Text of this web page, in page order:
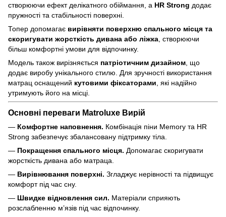
створюючи ефект делікатного обіймання, а HR Strong додає
пружності та стабільності поверхні.
Топер допомагає вирівняти поверхню спального місця та
скоригувати жорсткість дивана або ліжка , створюючи
більш комфортні умови для відпочинку.
Модель також вирізняється патріотичним дизайном , що
додає виробу унікального стилю. Для зручності використання
матрац оснащений кутовими фіксаторами , які надійно
утримують його на місці.
Основні переваги Matroluxe Вирій
— Комфортне наповнення. Комбінація піни Memory та HR
Strong забезпечує збалансовану підтримку тіла.
— Покращення спального місця. Допомагає скоригувати
жорсткість дивана або матраца.
— Вирівнювання поверхні. Згладжує нерівності та підвищує
комфорт під час сну.
— Швидке відновлення сил. Матеріали сприяють
розслабленню м’язів під час відпочинку.